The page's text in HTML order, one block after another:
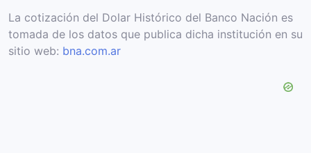
La cotización del Dolar Histórico del Banco Nación es
tomada de los datos que publica dicha institución en su
sitio web: bna.com.ar